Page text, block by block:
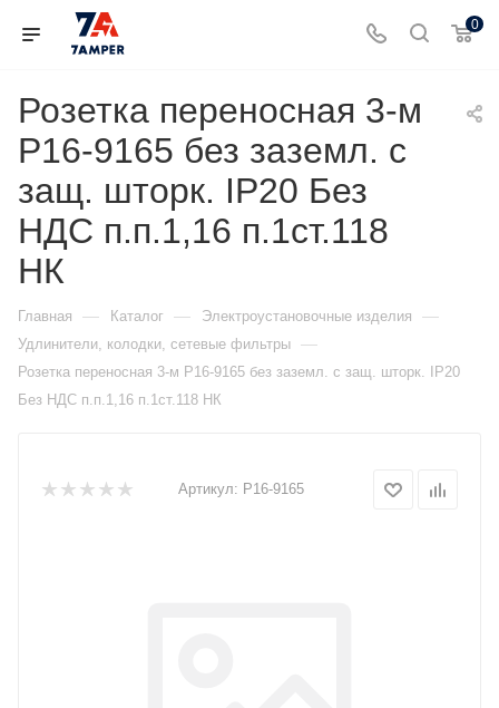
0
Розетка переносная 3-м
Р16-9165 без заземл. с
защ. шторк. IP20 Без
НДС п.п.1,16 п.1ст.118
НК
Главная — Каталог — Электроустановочные изделия —
Удлинители, колодки, сетевые фильтры —
Розетка переносная 3-м Р16-9165 без заземл. с защ. шторк. IP20
Без НДС п.п.1,16 п.1ст.118 НК
Артикул: Р16-9165